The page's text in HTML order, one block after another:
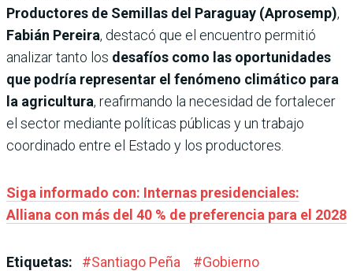
Productores de Semillas del Paraguay (Aprosemp),
Fabián Pereira, destacó que el encuentro permitió
analizar tanto los desafíos como las oportunidades
que podría representar el fenómeno climático para
la agricultura, reafirmando la necesidad de fortalecer
el sector mediante políticas públicas y un trabajo
coordinado entre el Estado y los productores.
Siga informado con: Internas presidenciales:
Alliana con más del 40 % de preferencia para el 2028
Etiquetas: #Santiago Peña #Gobierno